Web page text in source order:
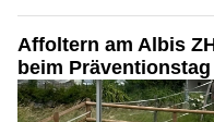
Affoltern am Albis
beim